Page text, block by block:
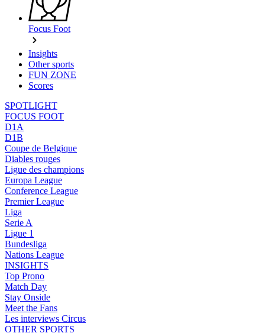
Focus Foot
Insights
Other sports
FUN ZONE
Scores
SPOTLIGHT
FOCUS FOOT
D1A
D1B
Coupe de Belgique
Diables rouges
Ligue des champions
Europa League
Conference League
Premier League
Liga
Serie A
Ligue 1
Bundesliga
Nations League
INSIGHTS
Top Prono
Match Day
Stay Onside
Meet the Fans
Les interviews Circus
OTHER SPORTS